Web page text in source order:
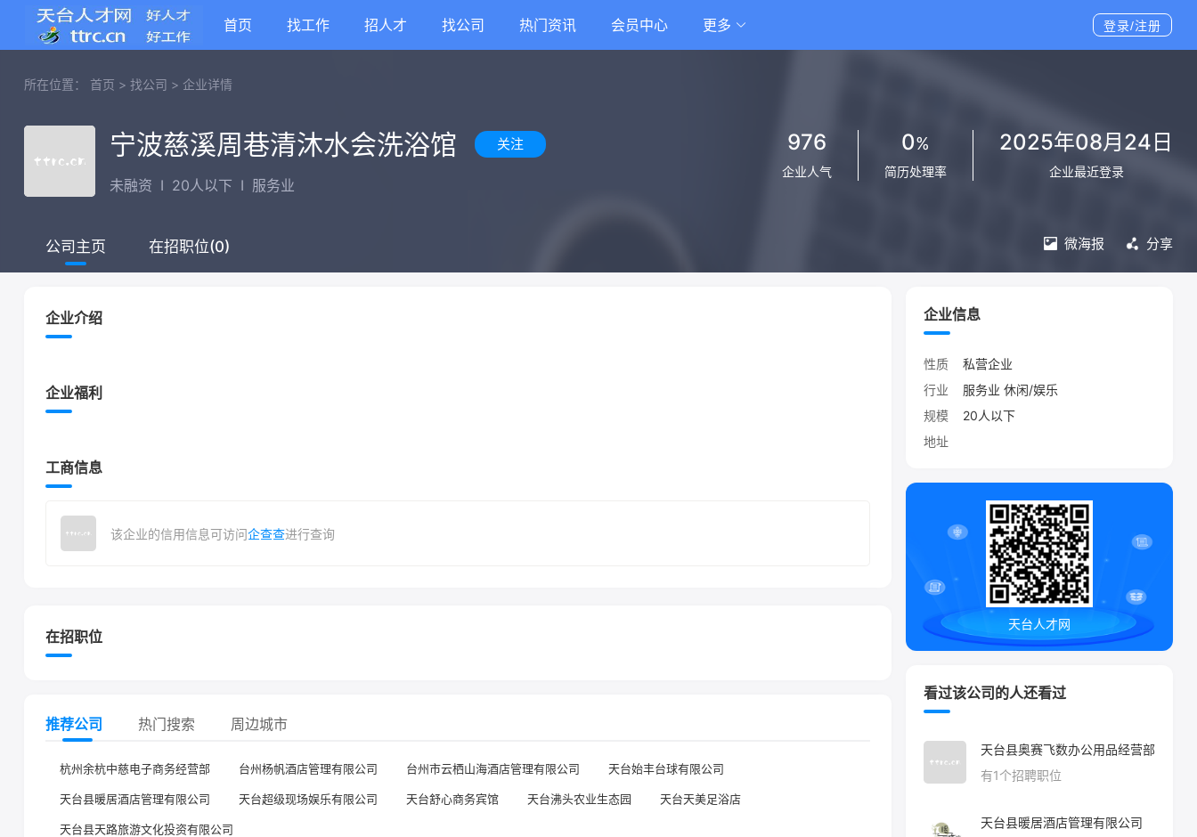
首页 找工作 招人才 找公司 热门资讯 会员中心 更多 登录/注册
所在位置： 首页 > 找公司 > 企业详情
宁波慈溪周巷清沐水会洗浴馆 关注
未融资 I 20人以下 I 服务业
976
企业人气
0%
简历处理率
2025年08月24日
企业最近登录
公司主页 在招职位(0) 微海报 分享
企业介绍
企业福利
工商信息
该企业的信用信息可访问企查查进行查询
在招职位
推荐公司 热门搜索 周边城市
杭州余杭中慈电子商务经营部 台州杨帆酒店管理有限公司 台州市云栖山海酒店管理有限公司 天台始丰台球有限公司
天台县暖居酒店管理有限公司 天台超级现场娱乐有限公司 天台舒心商务宾馆 天台沸头农业生态园 天台天美足浴店
天台县天路旅游文化投资有限公司
企业信息
性质
私营企业
行业
服务业 休闲/娱乐
规模
20人以下
地址
天台人才网
看过该公司的人还看过
天台县奥赛飞数办公用品经营部
有1个招聘职位
天台县暖居酒店管理有限公司